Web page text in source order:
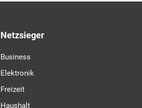
Netzsieger
Business
Elektronik
Freizeit
Haushalt